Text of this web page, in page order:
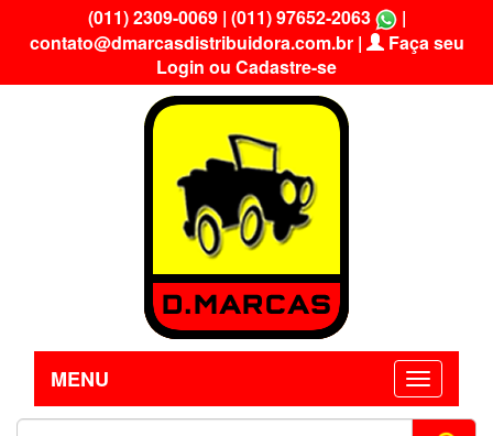
(011) 2309-0069| (011) 97652-2063
|
contato@dmarcasdistribuidora.com.br|
Faça seu
Login ou Cadastre-se
MENU